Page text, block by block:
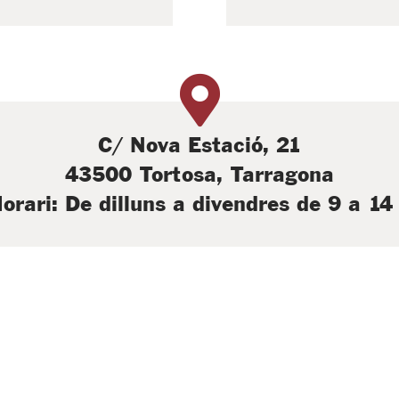

C/ Nova Estació, 21
43500 Tortosa, Tarragona
De dilluns a divendres de 9 a 14